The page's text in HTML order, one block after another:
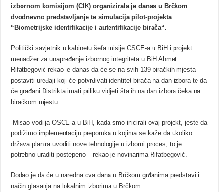
izbornom komisijom (CIK) organizirala je danas u Brčkom
dvodnevno predstavljanje te simulacija pilot-projekta
“Biometrijske identifikacije i autentifikacije birača“.
Politički savjetnik u kabinetu šefa misije OSCE-a u BiH i projekt
menadžer za unapređenje izbornog integriteta u BiH Ahmet
Rifatbegović rekao je danas da će se na svih 139 biračkih mjesta
postaviti uređaji koji će potvrđivati identitet birača na dan izbora te da
će građani Distrikta imati priliku vidjeti šta ih na dan izbora čeka na
biračkom mjestu.
-Misao vodilja OSCE-a u BiH, kada smo inicirali ovaj projekt, jeste da
podržimo implementaciju preporuka u kojima se kaže da ukoliko
država planira uvoditi nove tehnologije u izborni proces, to je
potrebno uraditi postepeno – rekao je novinarima Rifatbegović.
Dodao je da će u naredna dva dana u Brčkom grđanima predstaviti
način glasanja na lokalnim izborima u Brčkom.